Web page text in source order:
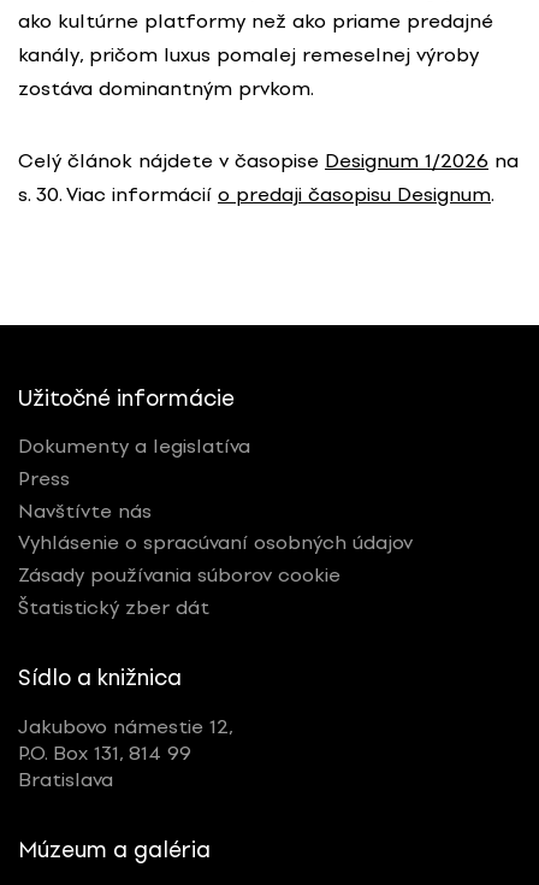
ako kultúrne platformy než ako priame predajné
kanály, pričom luxus pomalej remeselnej výroby
zostáva dominantným prvkom.
Celý článok nájdete v časopise Designum 1/2026 na
s. 30. Viac informácií o predaji časopisu Designum.
Užitočné informácie
Dokumenty a legislatíva
Press
Navštívte nás
Vyhlásenie o spracúvaní osobných údajov
Zásady používania súborov cookie
Štatistický zber dát
Sídlo a knižnica
Jakubovo námestie 12,
P.O. Box 131, 814 99
Bratislava
Múzeum a galéria